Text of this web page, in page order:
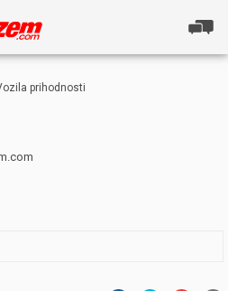
prihodnosti